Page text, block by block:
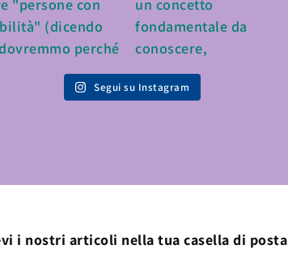
Segui su Instagram
i nostri articoli nella tua casella di posta